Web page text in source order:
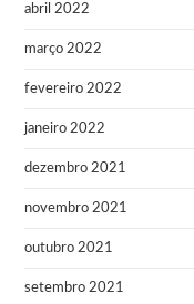
abril 2022
março 2022
fevereiro 2022
janeiro 2022
dezembro 2021
novembro 2021
outubro 2021
setembro 2021